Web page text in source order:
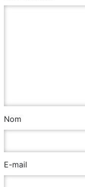
Nom
E-mail